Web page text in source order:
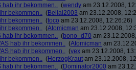
hab ihr bekommen.. (wendy am 23.12.2008,
bekommen.. (Belial2003 am 23.12.2008,
bekommen.. (toco am 23.12.2008, 12:26:26)
bekommen.. (Atomicman am 23.12.2008,
hab ihr bekommen.. (bono_d70 am
hab ihr bekommen.. (Atomicman am
hab ihr bekommen.. (vex am 23.12.2008,
bekommen.. (HerzogKraut am 23.12.2008,
hab ihr bekommen.. (Dominator2000 am